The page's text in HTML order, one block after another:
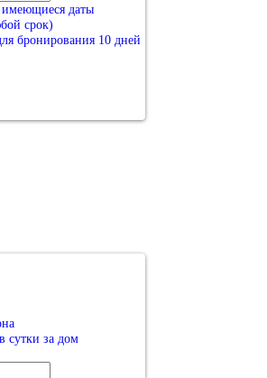
даты
срок)
бронирования 10 дней
сутки за дом